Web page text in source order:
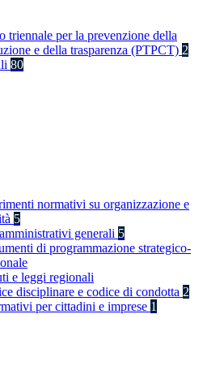
triennale per la prevenzione della
e della trasparenza (PTPCT) 2
80
normativi su organizzazione e
5
generali 5
di programmazione strategico-
e leggi regionali
disciplinare e codice di condotta 2
per cittadini e imprese 1